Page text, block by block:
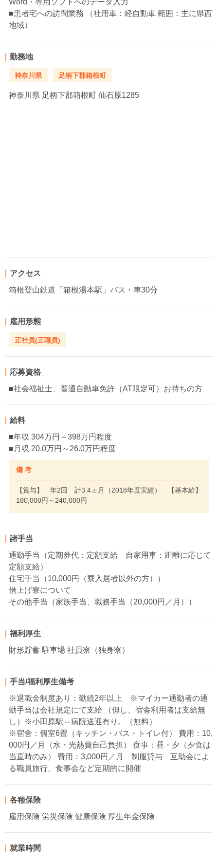
Word・専用ソフトへのデータ入力
■患者宅への訪問業務 （社用車：軽自動車 範囲：主に県西
地域）
勤務地
神奈川県 足柄下郡箱根町
神奈川県 足柄下郡箱根町 仙石原1285
アクセス
箱根登山鉄道「箱根湯本駅」バス・車30分
雇用形態
正社員(正職員)
応募資格
■社会福祉士、普通自動車免許（AT限定可）お持ちの方
給料
■年収 304万円～398万円程度
■月収 20.0万円～26.0万円程度
備 考
【賞与】 年2回 計3.4ヵ月（2018年度実績） 【基本給】
180,000円～240,000円
諸手当
通勤手当（定期券代：定額支給 自家用車：距離に応じて
定額支給）
住宅手当（10,000円（寮入居者以外の方））
借上げ寮について
その他手当（家族手当、職務手当（20,000円／月））
福利厚生
財形貯蓄 駐車場 社員寮（独身寮）
手当/福利厚生備考
※退職金制度あり：勤続2年以上 ※マイカー通勤者の通
勤手当は会社規定にて支給 （但し、宿舎利用者は支給無
し）※小田原駅⇔病院送迎有り。（無料）
※宿舎：個室6畳（キッチン・バス・トイレ付） 費用：10,
000円／月（水・光熱費自己負担） 食事：昼・夕（夕食は
当直時のみ） 費用：3,000円／月 制服貸与 互助会によ
る職員旅行、食事会など定期的に開催
各種保険
雇用保険 労災保険 健康保険 厚生年金保険
就業時間